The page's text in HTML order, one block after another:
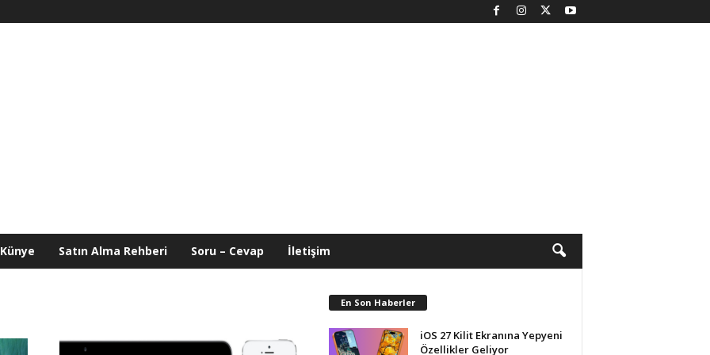
Künye Satın Alma Rehberi Soru – Cevap İletişim
En Son Haberler
iOS 27 Kilit Ekranına Yepyeni
Özellikler Geliyor